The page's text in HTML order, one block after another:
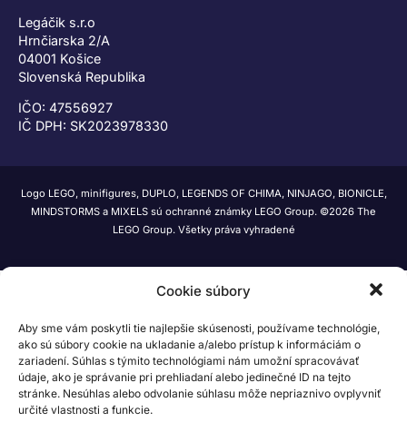
Cookie súbory
Aby sme vám poskytli tie najlepšie skúsenosti, používame technológie,
ako sú súbory cookie na ukladanie a/alebo prístup k informáciám o
zariadení. Súhlas s týmito technológiami nám umožní spracovávať
údaje, ako je správanie pri prehliadaní alebo jedinečné ID na tejto
stránke. Nesúhlas alebo odvolanie súhlasu môže nepriaznivo ovplyvniť
určité vlastnosti a funkcie.
Legáčik s.r.o
Hrnčiarska 2/A
04001 Košice
Slovenská Republika
IČO: 47556927
IČ DPH: SK2023978330
Logo LEGO, minifigures, DUPLO, LEGENDS OF CHIMA, NINJAGO, BIONICLE,
MINDSTORMS a MIXELS sú ochranné známky LEGO Group. ©2026 The
LEGO Group. Všetky práva vyhradené